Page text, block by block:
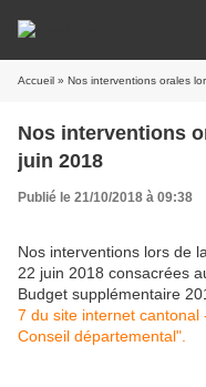
Accueil » Nos interventions orales
Nos interventions
juin 2018
Publié le 21/10/2018 à 09:38
Nos interventions lors de
22 juin 2018 consacrées
Budget supplémentaire
7 du site internet cantonal
Conseil départemental".